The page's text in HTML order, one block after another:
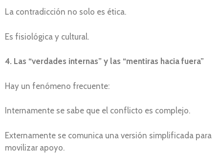
La contradicción no solo es ética.
Es fisiológica y cultural.
4. Las “verdades internas” y las “mentiras hacia fuera”
Hay un fenómeno frecuente:
Internamente se sabe que el conflicto es complejo.
Externamente se comunica una versión simplificada para
movilizar apoyo.